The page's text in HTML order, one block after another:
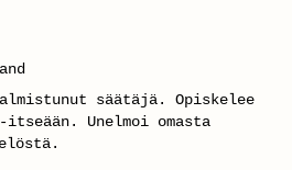
säätäjä. Opiskelee
itseään. Unelmoi omasta